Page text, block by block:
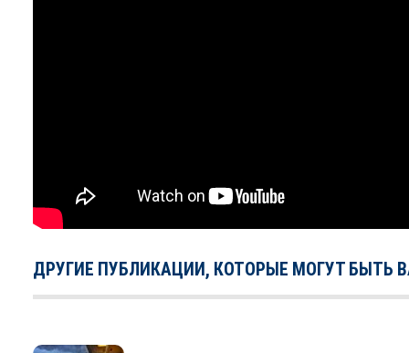
ДРУГИЕ ПУБЛИКАЦИИ, КОТОРЫЕ МОГУТ БЫТЬ